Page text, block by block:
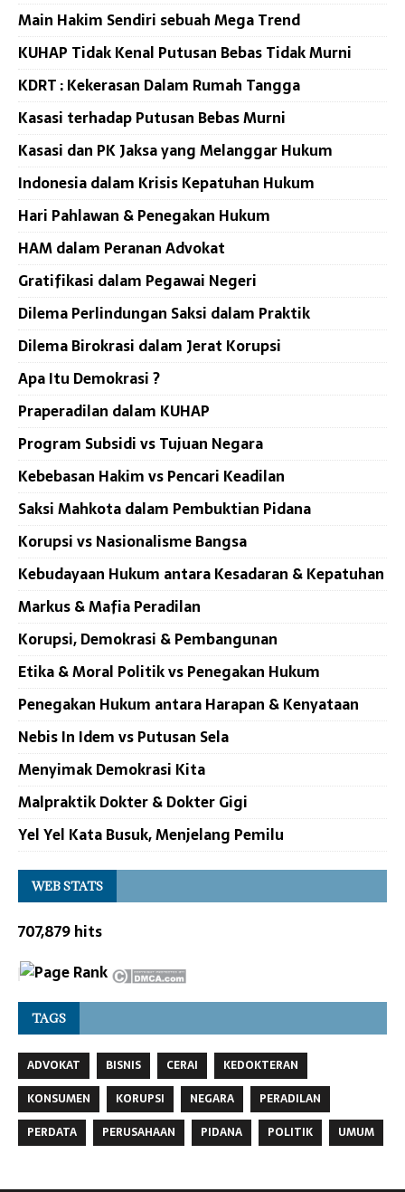
Main Hakim Sendiri sebuah Mega Trend
KUHAP Tidak Kenal Putusan Bebas Tidak Murni
KDRT : Kekerasan Dalam Rumah Tangga
Kasasi terhadap Putusan Bebas Murni
Kasasi dan PK Jaksa yang Melanggar Hukum
Indonesia dalam Krisis Kepatuhan Hukum
Hari Pahlawan & Penegakan Hukum
HAM dalam Peranan Advokat
Gratifikasi dalam Pegawai Negeri
Dilema Perlindungan Saksi dalam Praktik
Dilema Birokrasi dalam Jerat Korupsi
Apa Itu Demokrasi ?
Praperadilan dalam KUHAP
Program Subsidi vs Tujuan Negara
Kebebasan Hakim vs Pencari Keadilan
Saksi Mahkota dalam Pembuktian Pidana
Korupsi vs Nasionalisme Bangsa
Kebudayaan Hukum antara Kesadaran & Kepatuhan
Markus & Mafia Peradilan
Korupsi, Demokrasi & Pembangunan
Etika & Moral Politik vs Penegakan Hukum
Penegakan Hukum antara Harapan & Kenyataan
Nebis In Idem vs Putusan Sela
Menyimak Demokrasi Kita
Malpraktik Dokter & Dokter Gigi
Yel Yel Kata Busuk, Menjelang Pemilu
WEB STATS
707,879 hits
TAGS
ADVOKAT BISNIS CERAI
KEDOKTERAN
KONSUMEN
KORUPSI NEGARA
PERADILAN
PERDATA
PERUSAHAAN PIDANA POLITIK UMUM